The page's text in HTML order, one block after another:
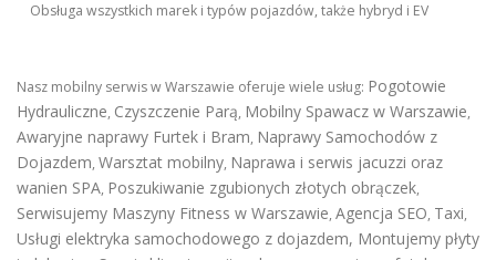
Obsługa wszystkich marek i typów pojazdów, także hybryd i EV
Nasz mobilny serwis w Warszawie oferuje wiele usług: Pogotowie
Hydrauliczne, Czyszczenie Parą, Mobilny Spawacz w Warszawie,
Awaryjne naprawy Furtek i Bram, Naprawy Samochodów z
Dojazdem, Warsztat mobilny, Naprawa i serwis jacuzzi oraz
wanien SPA, Poszukiwanie zgubionych złotych obrączek,
Serwisujemy Maszyny Fitness w Warszawie, Agencja SEO, Taxi,
Usługi elektryka samochodowego z dojazdem, Montujemy płyty